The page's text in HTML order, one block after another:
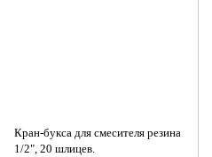
Кран-букса для смесителя резина
1/2", 20 шлицев.